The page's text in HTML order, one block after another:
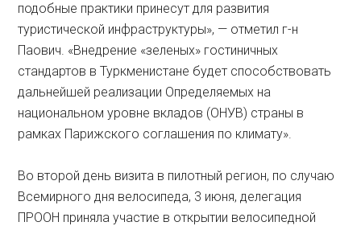
подобные практики принесут для развития
туристической инфраструктуры», — отметил г-н
Паович. «Внедрение «зеленых» гостиничных
стандартов в Туркменистане будет способствовать
дальнейшей реализации Определяемых на
национальном уровне вкладов (ОНУВ) страны в
рамках Парижского соглашения по климату».
Во второй день визита в пилотный регион, по случаю
Всемирного дня велосипеда, 3 июня, делегация
ПРООН приняла участие в открытии велосипедной